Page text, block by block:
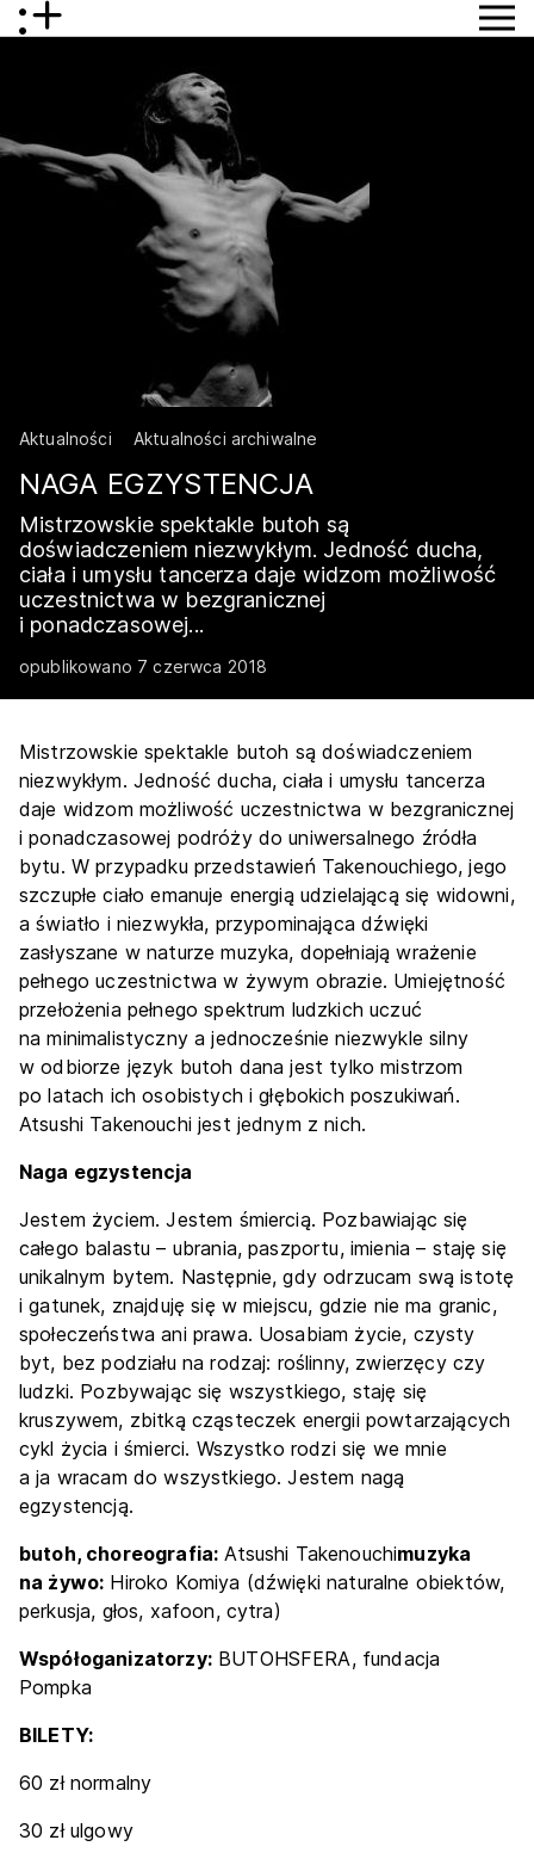
Aktualności Aktualności archiwalne
NAGA EGZYSTENCJA
Mistrzowskie spektakle butoh są
doświadczeniem niezwykłym. Jedność ducha,
ciała i umysłu tancerza daje widzom możliwość
uczestnictwa w bezgranicznej
i ponadczasowej...
opublikowano 7 czerwca 2018
Mistrzowskie spektakle butoh są doświadczeniem
niezwykłym. Jedność ducha, ciała i umysłu tancerza
daje widzom możliwość uczestnictwa w bezgranicznej
i ponadczasowej podróży do uniwersalnego źródła
bytu. W przypadku przedstawień Takenouchiego, jego
szczupłe ciało emanuje energią udzielającą się widowni,
a światło i niezwykła, przypominająca dźwięki
zasłyszane w naturze muzyka, dopełniają wrażenie
pełnego uczestnictwa w żywym obrazie. Umiejętność
przełożenia pełnego spektrum ludzkich uczuć
na minimalistyczny a jednocześnie niezwykle silny
w odbiorze język butoh dana jest tylko mistrzom
po latach ich osobistych i głębokich poszukiwań.
Atsushi Takenouchi jest jednym z nich.
Naga egzystencja
Jestem życiem. Jestem śmiercią. Pozbawiając się
całego balastu – ubrania, paszportu, imienia – staję się
unikalnym bytem. Następnie, gdy odrzucam swą istotę
i gatunek, znajduję się w miejscu, gdzie nie ma granic,
społeczeństwa ani prawa. Uosabiam życie, czysty
byt, bez podziału na rodzaj: roślinny, zwierzęcy czy
ludzki. Pozbywając się wszystkiego, staję się
kruszywem, zbitką cząsteczek energii powtarzających
cykl życia i śmierci. Wszystko rodzi się we mnie
a ja wracam do wszystkiego. Jestem nagą
egzystencją.
butoh, choreografia: Atsushi Takenouchimuzyka
na żywo: Hiroko Komiya (dźwięki naturalne obiektów,
perkusja, głos, xafoon, cytra)
Współoganizatorzy:BUTOHSFERA, fundacja
Pompka
BILETY:
60 zł normalny
30 zł ulgowy